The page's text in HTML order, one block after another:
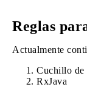
Reglas
Actualmente
Cuchillo de
RxJava